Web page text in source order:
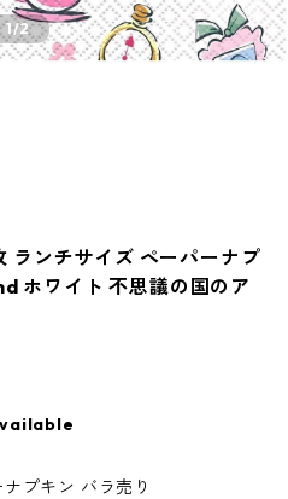
1/2
ランチサイズ ペーパーナプ
ホワイト 不思議の国のア
プキン バラ売り